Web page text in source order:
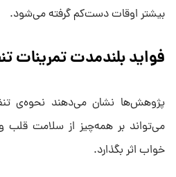
بیشتر اوقات دست‌کم گرفته می‌شود.
فواید بلندمدت تمرینات
پژوهش‌ها نشان می‌دهند نحوه‌ی
می‌تواند بر همه‌چیز از سلامت قلب
خواب اثر بگذارد.